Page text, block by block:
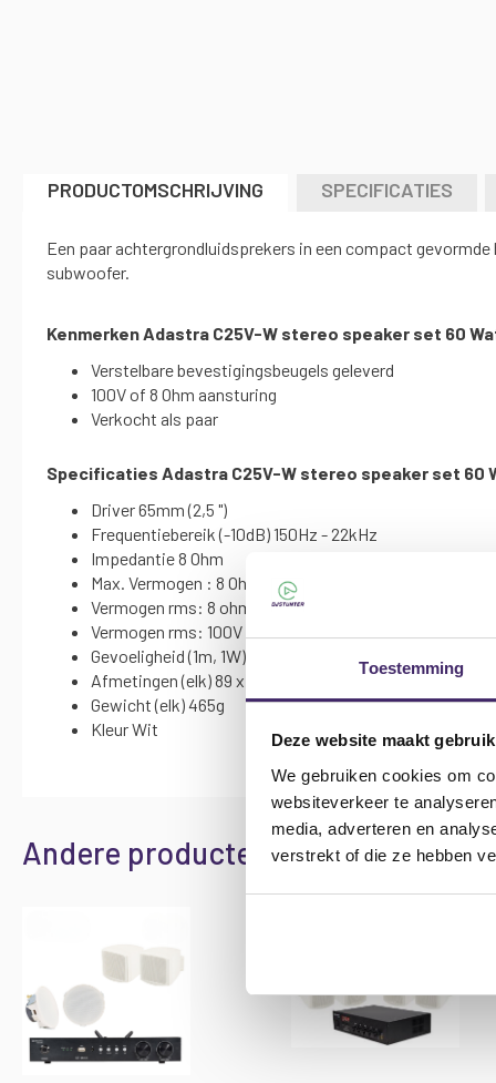
Toestemming
Deze website maakt
We gebruiken cookies om
websiteverkeer te
media, adverteren en
verstrekt of die ze hebben
PRODUCTOMSCHRIJVING SPECIFICATIES
Een paar achtergrondluidsprekers in een compact
subwoofer.
Kenmerken Adastra C25V-W stereo speaker set 60
Verstelbare bevestigingsbeugels geleverd
100V of 8 Ohm aansturing
Verkocht als paar
Specificaties Adastra C25V-W stereo speaker set 60
Driver 65mm (2,5 ")
Frequentiebereik (-10dB) 150Hz - 22kHz
Impedantie 8 Ohm
Max. Vermogen : 8 Ohm 30W
Vermogen rms: 8 ohm 15W
Vermogen rms: 100V lijn 6W
Gevoeligheid (1m, 1W) 88dB
Afmetingen (elk) 89 x 111 x 90 mm
Gewicht (elk) 465g
Kleur Wit
Andere producten die mogelijk